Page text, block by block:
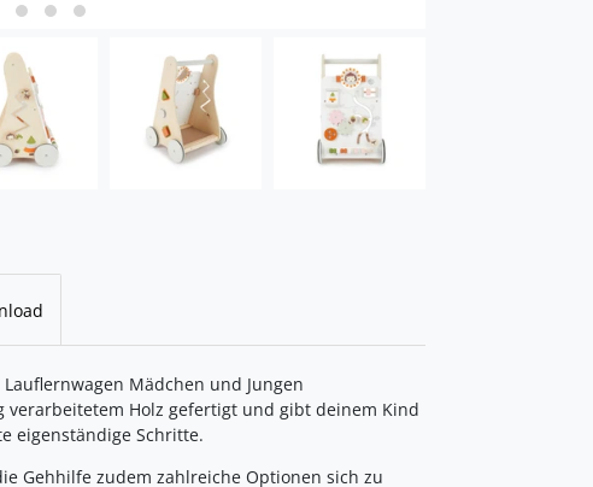
Mädchen und Jungen
Holz gefertigt und gibt deinem Kind
eigenständige Schritte.
Gehhilfe zudem zahlreiche Optionen sich zu